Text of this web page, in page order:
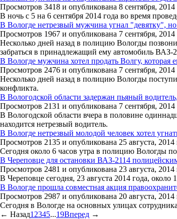
Просмотров 3418 и опубликована 8 сентября, 2014
В ночь с 5 на 6 сентября 2014 года во время
В Вологде нетрезвый мужчина угнал "девятку", но
Просмотров 1967 и опубликована 7 сентября, 2014
Несколько дней назад в полицию Вологды
забраться в принадлежащий ему автомобиль ВАЗ-
В Вологде мужчина хотел продать Волгу, которая
Просмотров 2476 и опубликована 7 сентября, 2014
Несколько дней назад в полицию Вологды
конфликта.
В Вологодской области задержан пьяный
Просмотров 2131 и опубликована 7 сентября, 2014
В Вологодской области вчера в половине
находится нетрезвый водитель.
В Вологде нетрезвый молодой человек хотел
Просмотров 2135 и опубликована 25 августа, 2014
Сегодня около 6 часов утра в полицию Вологды
В Череповце для остановки ВАЗ-2114
Просмотров 2481 и опубликована 23 августа, 2014
В Череповце сегодня, 23 августа 2014 года,
В Вологде прошла совместная акция
Просмотров 2987 и опубликована 20 августа, 2014
Сегодня в Вологде на основных улицах
← Назад1 2345...19Вперед →